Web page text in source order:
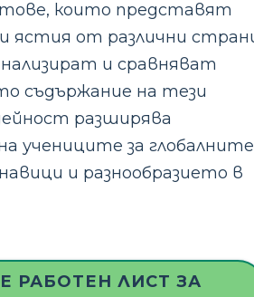
които представят
ястия от различни
и сравняват
съдържание на тези
разширява
учениците за глобалните
и разнообразието в
РАБОТЕН ЛИСТ ЗА